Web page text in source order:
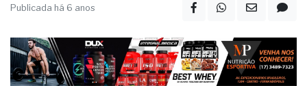
sites e mensagens maliciosas cresceu também; estatal
autorização
Publicada há 6 anos